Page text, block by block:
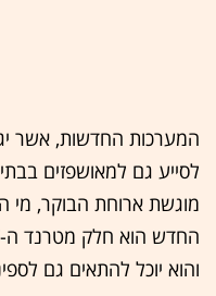
המערכות החדשות, אשר
לסייע גם למאושפזים
מוגשת ארוחת הבוקר, מי
והוא יוכל להתאים גם